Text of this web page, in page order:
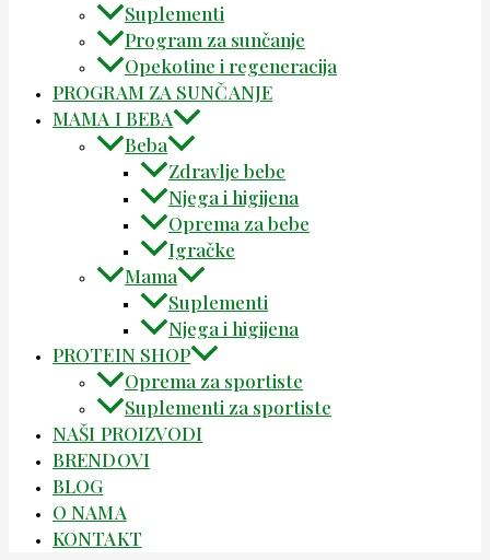
Suplementi
Program za sunčanje
Opekotine i regeneracija
PROGRAM ZA SUNČANJE
MAMA I BEBA
Beba
Zdravlje bebe
Njega i higijena
Oprema za bebe
Igračke
Mama
Suplementi
Njega i higijena
PROTEIN SHOP
Oprema za sportiste
Suplementi za sportiste
NAŠI PROIZVODI
BRENDOVI
BLOG
O NAMA
KONTAKT